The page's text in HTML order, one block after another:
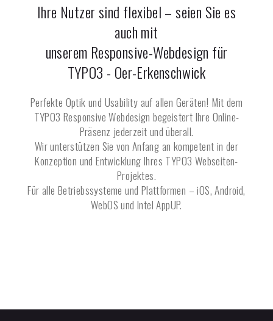
Ihre Nutzer sind flexibel – seien Sie es
auch mit
unserem Responsive-Webdesign für
TYPO3 - Oer-Erkenschwick
Perfekte Optik und Usability auf allen Geräten! Mit dem
TYPO3 Responsive Webdesign begeistert Ihre Online-
Präsenz jederzeit und überall.
Wir unterstützen Sie von Anfang an kompetent in der
Konzeption und Entwicklung Ihres TYPO3 Webseiten-
Projektes.
Für alle Betriebssysteme und Plattformen – iOS, Android,
WebOS und Intel AppUP.